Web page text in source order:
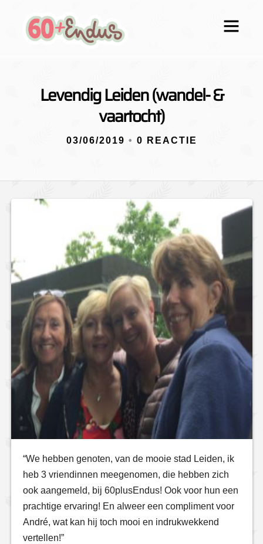
Levendig Leiden (wandel- &
vaartocht)
03/06/2019 • 0 REACTIE
“We hebben genoten, van de mooie stad Leiden, ik
heb 3 vriendinnen meegenomen, die hebben zich
ook aangemeld, bij 60plusEndus! Ook voor hun een
prachtige ervaring! En alweer een compliment voor
André, wat kan hij toch mooi en indrukwekkend
vertellen!”